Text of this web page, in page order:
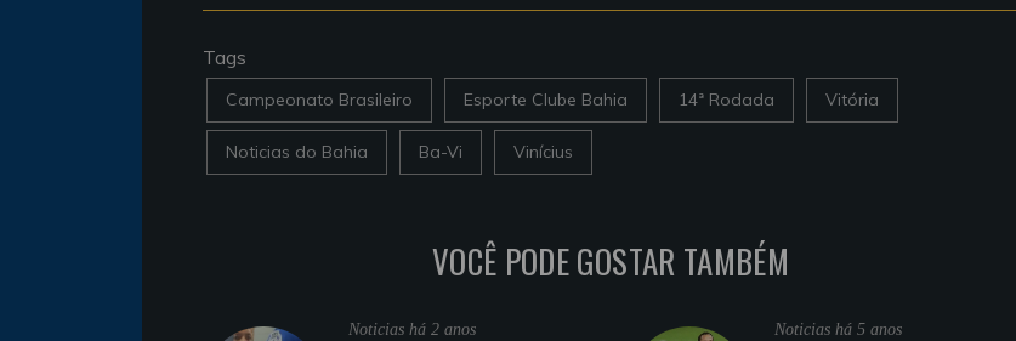
Tags
Campeonato Brasileiro Esporte Clube Bahia 14ª Rodada Vitória
Noticias do Bahia Ba-Vi Vinícius
VOCÊ PODE GOSTAR TAMBÉM
Noticias há 2 anos Noticias há 5 anos